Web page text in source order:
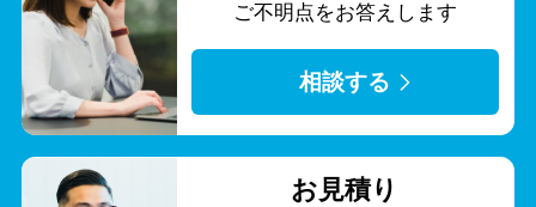
ご不明点をお答えします
相談する
お見積り